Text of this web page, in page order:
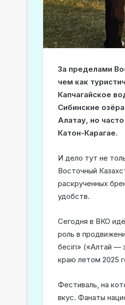
За пределами
чем как
Капчагайское
Сибинские
Алатау, но
Катон-Карагае.
И дело тут не
Восточный
раскрученных
удобств.
Сегодня в ВКО
роль в
бесігі» («Алтай
краю летом 2025
Фестиваль, на
вкус. Фанаты